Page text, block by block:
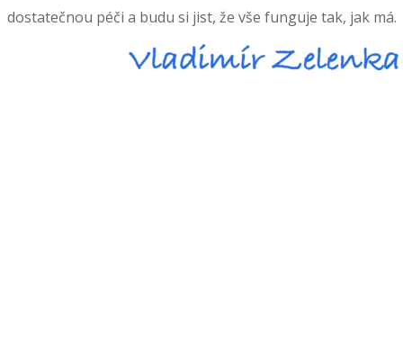
dostatečnou péči a budu si jist, že vše funguje tak, jak má.